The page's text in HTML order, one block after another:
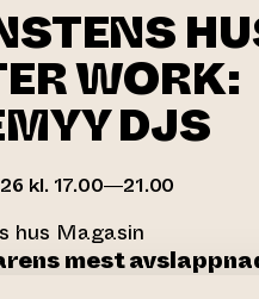
WORK:
DJS
kl. 17.00—21.00
hus Magasin
mest
äger rum